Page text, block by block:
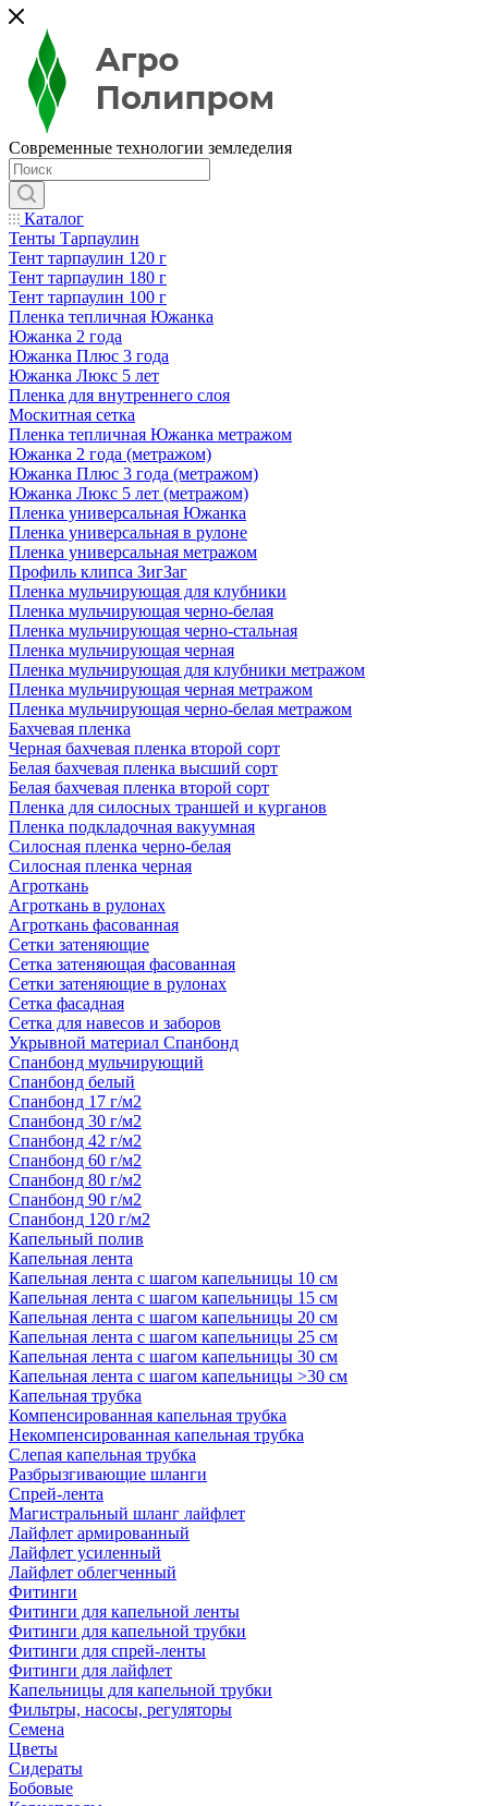
Современные технологии земледелия
Каталог
Тенты Тарпаулин
Тент тарпаулин 120 г
Тент тарпаулин 180 г
Тент тарпаулин 100 г
Пленка тепличная Южанка
Южанка 2 года
Южанка Плюс 3 года
Южанка Люкс 5 лет
Пленка для внутреннего слоя
Москитная сетка
Пленка тепличная Южанка метражом
Южанка 2 года (метражом)
Южанка Плюс 3 года (метражом)
Южанка Люкс 5 лет (метражом)
Пленка универсальная Южанка
Пленка универсальная в рулоне
Пленка универсальная метражом
Профиль клипса ЗигЗаг
Пленка мульчирующая для клубники
Пленка мульчирующая черно-белая
Пленка мульчирующая черно-стальная
Пленка мульчирующая черная
Пленка мульчирующая для клубники метражом
Пленка мульчирующая черная метражом
Пленка мульчирующая черно-белая метражом
Бахчевая пленка
Черная бахчевая пленка второй сорт
Белая бахчевая пленка высший сорт
Белая бахчевая пленка второй сорт
Пленка для силосных траншей и курганов
Пленка подкладочная вакуумная
Силосная пленка черно-белая
Силосная пленка черная
Агроткань
Агроткань в рулонах
Агроткань фасованная
Сетки затеняющие
Сетка затеняющая фасованная
Сетки затеняющие в рулонах
Сетка фасадная
Сетка для навесов и заборов
Укрывной материал Спанбонд
Спанбонд мульчирующий
Спанбонд белый
Спанбонд 17 г/м2
Спанбонд 30 г/м2
Спанбонд 42 г/м2
Спанбонд 60 г/м2
Спанбонд 80 г/м2
Спанбонд 90 г/м2
Спанбонд 120 г/м2
Капельный полив
Капельная лента
Капельная лента с шагом капельницы 10 см
Капельная лента с шагом капельницы 15 см
Капельная лента с шагом капельницы 20 см
Капельная лента с шагом капельницы 25 см
Капельная лента с шагом капельницы 30 см
Капельная лента с шагом капельницы >30 см
Капельная трубка
Компенсированная капельная трубка
Некомпенсированная капельная трубка
Слепая капельная трубка
Разбрызгивающие шланги
Спрей-лента
Магистральный шланг лайфлет
Лайфлет армированный
Лайфлет усиленный
Лайфлет облегченный
Фитинги
Фитинги для капельной ленты
Фитинги для капельной трубки
Фитинги для спрей-ленты
Фитинги для лайфлет
Капельницы для капельной трубки
Фильтры, насосы, регуляторы
Семена
Цветы
Сидераты
Бобовые